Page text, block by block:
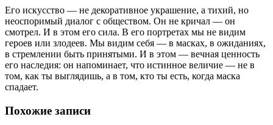
Его искусство — не декоративное украшение, а тихий, но
неоспоримый диалог с обществом. Он не кричал — он
смотрел. И в этом его сила. В его портретах мы не видим
героев или злодеев. Мы видим себя — в масках, в ожиданиях,
в стремлении быть принятыми. И в этом — вечная ценность
его наследия: он напоминает, что истинное величие — не в
том, как ты выглядишь, а в том, кто ты есть, когда маска
спадает.
Похожие записи